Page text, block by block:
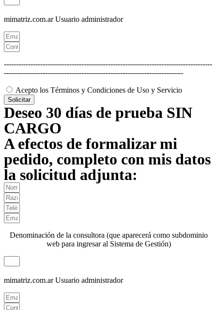
mimatriz.com.ar Usuario administrador
--------------------------------------------------------------------------------------
--------------------------------------------------------------------------
Acepto los Términos y Condiciones de Uso y Servicio
Solicitar
Deseo 30 días de prueba SIN
CARGO
A efectos de formalizar mi
pedido, completo con mis datos
la solicitud adjunta:
Denominación de la consultora (que aparecerá como subdominio
web para ingresar al Sistema de Gestión)
mimatriz.com.ar Usuario administrador